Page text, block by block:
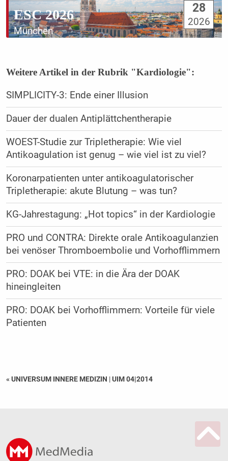
ESC 2026
München
28
2026
Weitere Artikel in der Rubrik "Kardiologie":
SIMPLICITY-3: Ende einer Illusion
Dauer der dualen Antiplättchentherapie
WOEST-Studie zur Tripletherapie: Wie viel
Antikoagulation ist genug – wie viel ist zu viel?
Koronarpatienten unter antikoagulatorischer
Tripletherapie: akute Blutung – was tun?
KG-Jahrestagung: „Hot topics“ in der Kardiologie
PRO und CONTRA: Direkte orale Antikoagulanzien
bei venöser Thromboembolie und Vorhofflimmern
PRO: DOAK bei VTE: in die Ära der DOAK
hineingleiten
PRO: DOAK bei Vorhofflimmern: Vorteile für viele
Patienten
« UNIVERSUM INNERE MEDIZIN |UIM 04|2014